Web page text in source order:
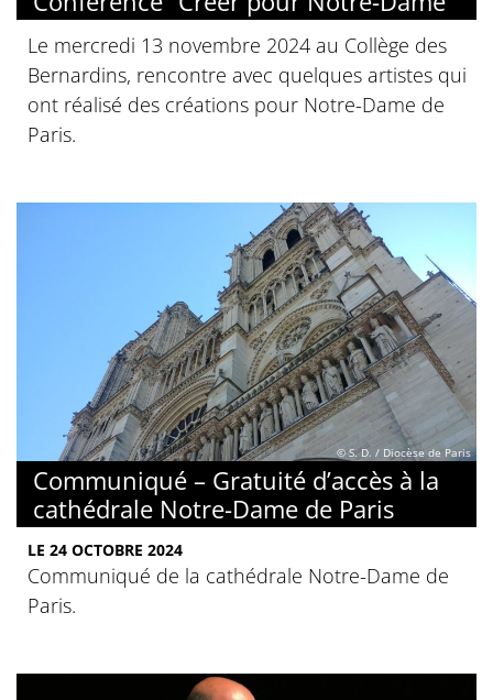
Le mercredi 13 novembre 2024 au Collège des
Bernardins, rencontre avec quelques artistes qui
ont réalisé des créations pour Notre-Dame de
Paris.
© S. D. / Diocèse de Paris
Communiqué – Gratuité d’accès à la
cathédrale Notre-Dame de Paris
LE 24 OCTOBRE 2024
Communiqué de la cathédrale Notre-Dame de
Paris.